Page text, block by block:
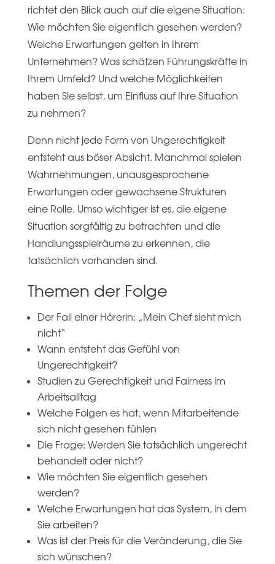
richtet den Blick auch auf die eigene Situation:
Wie möchten Sie eigentlich gesehen werden?
Welche Erwartungen gelten in Ihrem
Unternehmen? Was schätzen Führungskräfte in
Ihrem Umfeld? Und welche Möglichkeiten
haben Sie selbst, um Einfluss auf Ihre Situation
zu nehmen?
Denn nicht jede Form von Ungerechtigkeit
entsteht aus böser Absicht. Manchmal spielen
Wahrnehmungen, unausgesprochene
Erwartungen oder gewachsene Strukturen
eine Rolle. Umso wichtiger ist es, die eigene
Situation sorgfältig zu betrachten und die
Handlungsspielräume zu erkennen, die
tatsächlich vorhanden sind.
Themen der Folge
Der Fall einer Hörerin: „Mein Chef sieht mich
nicht“
Wann entsteht das Gefühl von
Ungerechtigkeit?
Studien zu Gerechtigkeit und Fairness im
Arbeitsalltag
Welche Folgen es hat, wenn Mitarbeitende
sich nicht gesehen fühlen
Die Frage: Werden Sie tatsächlich ungerecht
behandelt oder nicht?
Wie möchten Sie eigentlich gesehen
werden?
Welche Erwartungen hat das System, in dem
Sie arbeiten?
Was ist der Preis für die Veränderung, die Sie
sich wünschen?